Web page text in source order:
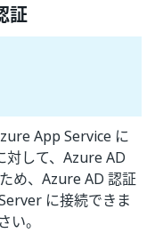
証
App Service に
して、Azure AD
め、Azure AD 認証
に接続できま
い。